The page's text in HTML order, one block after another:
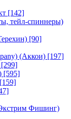
[142]
тейл-спиннеры)
[90]
(Аккои) [197]
[299]
[595]
[159]
Фишинг)